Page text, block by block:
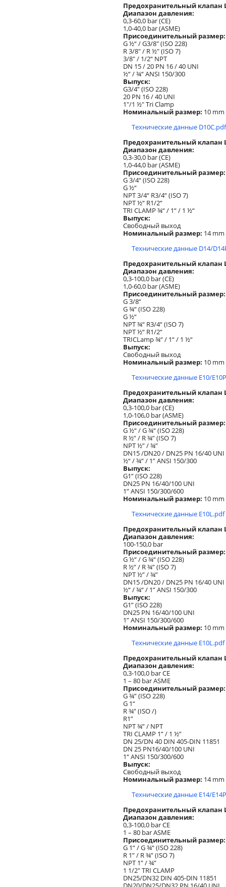
Предохранительный клапан
Диапазон давления:
0,3-60,0 bar (CE)
1,0-40,0 bar (ASME)
Присоединительный размер:
G ½“ / G3/8" (ISO 228)
R 3/8" / R ½" (ISO 7)
3/8" / 1/2“ NPT
DN 15 / 20 PN 16 / 40 UNI
½“ / ¾“ ANSI 150/300
Выпуск:
G3/4” (ISO 228)
20 PN 16 / 40 UNI
1"/1 ½" Tri Clamp
Номинальный размер: 10 mm
Технические данные D10C.pdf
Предохранительный клапан
Диапазон давления:
0,3-30,0 bar (CE)
1,0-44,0 bar (ASME)
Присоединительный размер:
G 3/4“ (ISO 228)
G ½“
NPT 3/4“ R3/4“ (ISO 7)
NPT ½“ R1/2“
TRI CLAMP ¾“ / 1“ / 1 ½“
Выпуск:
Свободный выход
Номинальный размер: 14 mm
Технические данные D14/
Предохранительный клапан
Диапазон давления:
0,3-100,0 bar (CE)
1,0-60,0 bar (ASME)
Присоединительный размер:
G 3/8“
G ¾“ (ISO 228)
G ½“
NPT ¾“ R3/4“ (ISO 7)
NPT ½“ R1/2“
TRICLamp ¾“ / 1“ / 1 ½“
Выпуск:
Свободный выход
Номинальный размер: 10 mm
Технические данные E10/
Предохранительный клапан
Диапазон давления:
0,3-100,0 bar (CE)
1,0-106,0 bar (ASME)
Присоединительный размер:
G ½“ / G ¾“ (ISO 228)
R ½” / R ¾” (ISO 7)
NPT ½” / ¾”
DN15 /DN20 / DN25 PN 16/40 UNI
½“ / ¾“ / 1” ANSI 150/300
Выпуск:
G1” (ISO 228)
DN25 PN 16/40/100 UNI
1” ANSI 150/300/600
Номинальный размер: 10 mm
Технические данные E10L.pdf
Предохранительный клапан
Диапазон давления:
100-150,0 bar
Присоединительный размер:
G ½“ / G ¾“ (ISO 228)
R ½” / R ¾” (ISO 7)
NPT ½” / ¾”
DN15 /DN20 / DN25 PN 16/40 UNI
½“ / ¾“ / 1” ANSI 150/300
Выпуск:
G1” (ISO 228)
DN25 PN 16/40/100 UNI
1” ANSI 150/300/600
Номинальный размер: 10 mm
Технические данные E10L.pdf
Предохранительный клапан
Диапазон давления:
0,3-100,0 bar CE
1 – 80 bar ASME
Присоединительный размер:
G ¾” (ISO 228)
G 1“
R ¾” (ISO /)
R1”
NPT ¾” / NPT
TRI CLAMP 1” / 1 ½”
DN 25/DN 40 DIN 405-DIN 11851
DN 25 PN16/40/100 UNI
1“ ANSI 150/300/600
Выпуск:
Свободный выход
Номинальный размер: 14 mm
Технические данные E14/
Предохранительный клапан
Диапазон давления:
0,3-100,0 bar CE
1 – 80 bar ASME
Присоединительный размер:
G 1“ / G ¾“ (ISO 228)
R 1” / R ¾” (ISO 7)
NPT 1” / ¾”
1 1/2" TRI CLAMP
DN25/DN32 DIN 405-DIN 11851